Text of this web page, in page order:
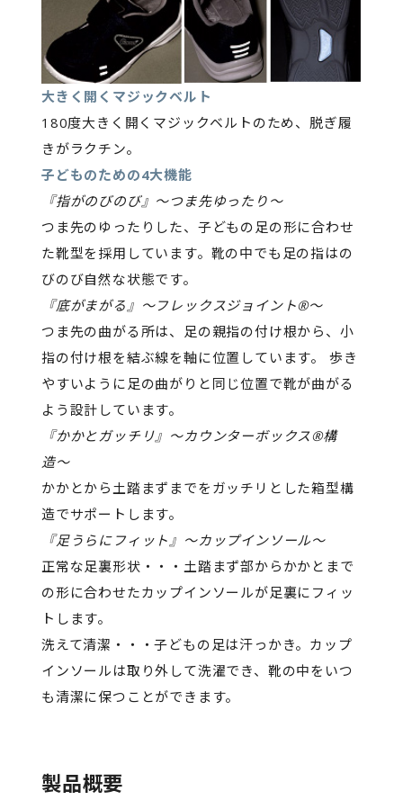
大きく開くマジックベルト
180度大きく開くマジックベルトのため、脱ぎ履
きがラクチン。
子どものための4大機能
『指がのびのび』〜つま先ゆったり〜
つま先のゆったりした、子どもの足の形に合わせ
た靴型を採用しています。靴の中でも足の指はの
びのび自然な状態です。
『底がまがる』〜フレックスジョイント®〜
つま先の曲がる所は、足の親指の付け根から、小
指の付け根を結ぶ線を軸に位置しています。 歩き
やすいように足の曲がりと同じ位置で靴が曲がる
よう設計しています。
『かかとガッチリ』〜カウンターボックス®構
造〜
かかとから土踏まずまでをガッチリとした箱型構
造でサポートします。
『足うらにフィット』〜カップインソール〜
正常な足裏形状・・・土踏まず部からかかとまで
の形に合わせたカップインソールが足裏にフィッ
トします。
洗えて清潔・・・子どもの足は汗っかき。カップ
インソールは取り外して洗濯でき、靴の中をいつ
も清潔に保つことができます。
製品概要